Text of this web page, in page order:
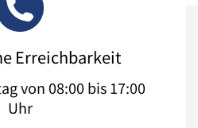
Erreichbarkeit
von 08:00 bis 17:00
Uhr